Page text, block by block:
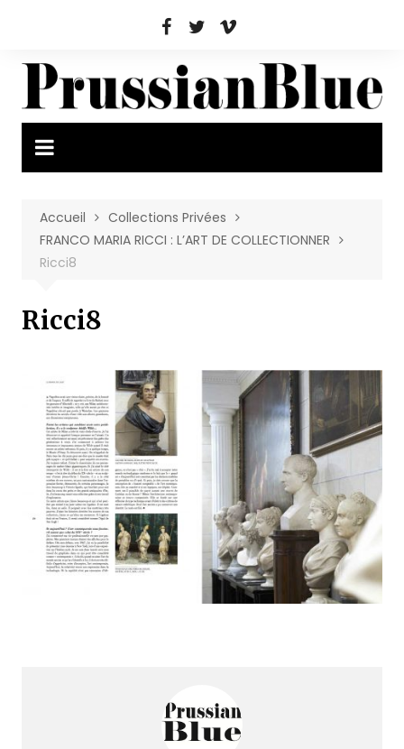
Accueil
Collections Privées
FRANCO MARIA RICCI : L’ART DE COLLECTIONNER
Ricci8
Ricci8